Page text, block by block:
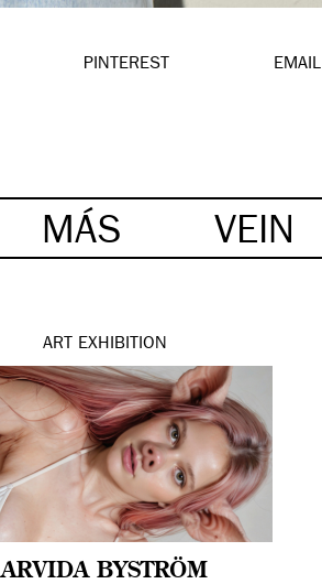
PINTEREST EMAIL
MÁS VEIN
ART EXHIBITION
ARVIDA BYSTRÖM